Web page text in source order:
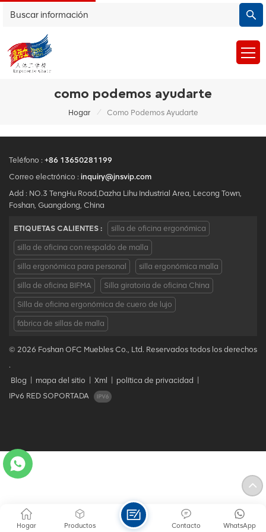
como podemos ayudarte
Hogar / Como Podemos Ayudarte
Teléfono : +86 13650281199
Correo electrónico : inquiry@jnsvip.com
Add : NO.3 TengHu Road,Dazha Lihu Industrial Area, Lecong Town,
Foshan, Guangdong, China
ETIQUETAS CALIENTES : silla de oficina ergonómica
silla de oficina con respaldo de malla
silla ergonómica para personal silla ergonómica malla
silla de oficina BIFMA Silla giratoria de oficina China
Silla de oficina ergonómica de cuero de lujo
fábrica de sillas de malla
© 2026 Foshan OFC Muebles Co., Ltd. Reservados todos los derechos
.
Blog
mapa del sitio Xml política de privacidad
IPv6 RED SOPORTADA
Hogar Productos WhatsApp
Contacto